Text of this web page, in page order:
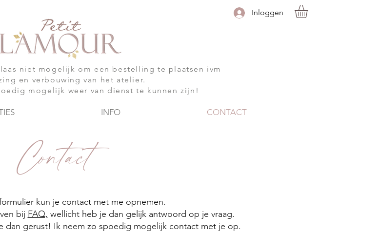
Inloggen
niet mogelijk om een bestelling te plaatsen ivm
en verbouwing van het atelier.
mogelijk weer van dienst te kunnen zijn!
INFO CONTACT
Contact
kun je contact met me opnemen.
bij FAQ, wellicht heb je dan gelijk antwoord op je vraag.
dan gerust! Ik neem zo spoedig mogelijk contact met je op.